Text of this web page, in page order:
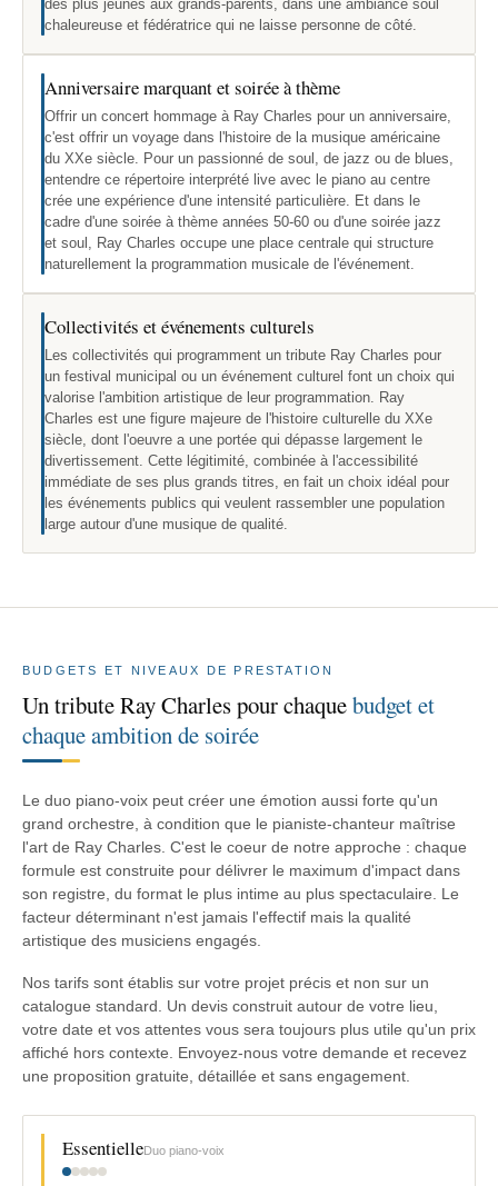
des plus jeunes aux grands-parents, dans une ambiance soul
chaleureuse et fédératrice qui ne laisse personne de côté.
Anniversaire marquant et soirée à thème
Offrir un concert hommage à Ray Charles pour un anniversaire,
c'est offrir un voyage dans l'histoire de la musique américaine
du XXe siècle. Pour un passionné de soul, de jazz ou de blues,
entendre ce répertoire interprété live avec le piano au centre
crée une expérience d'une intensité particulière. Et dans le
cadre d'une soirée à thème années 50-60 ou d'une soirée jazz
et soul, Ray Charles occupe une place centrale qui structure
naturellement la programmation musicale de l'événement.
Collectivités et événements culturels
Les collectivités qui programment un tribute Ray Charles pour
un festival municipal ou un événement culturel font un choix qui
valorise l'ambition artistique de leur programmation. Ray
Charles est une figure majeure de l'histoire culturelle du XXe
siècle, dont l'oeuvre a une portée qui dépasse largement le
divertissement. Cette légitimité, combinée à l'accessibilité
immédiate de ses plus grands titres, en fait un choix idéal pour
les événements publics qui veulent rassembler une population
large autour d'une musique de qualité.
BUDGETS ET NIVEAUX DE PRESTATION
Un tribute Ray Charles pour chaquebudget et
chaque ambition de soirée
Le duo piano-voix peut créer une émotion aussi forte qu'un
grand orchestre, à condition que le pianiste-chanteur maîtrise
l'art de Ray Charles. C'est le coeur de notre approche : chaque
formule est construite pour délivrer le maximum d'impact dans
son registre, du format le plus intime au plus spectaculaire. Le
facteur déterminant n'est jamais l'effectif mais la qualité
artistique des musiciens engagés.
Nos tarifs sont établis sur votre projet précis et non sur un
catalogue standard. Un devis construit autour de votre lieu,
votre date et vos attentes vous sera toujours plus utile qu'un prix
affiché hors contexte. Envoyez-nous votre demande et recevez
une proposition gratuite, détaillée et sans engagement.
EssentielleDuo piano-voix